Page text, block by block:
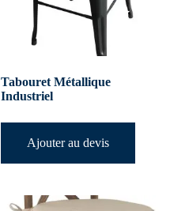
Tabouret Métallique
Industriel
Ajouter au devis